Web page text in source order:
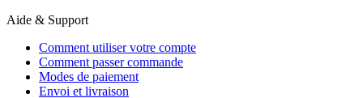
Aide & Support
Comment utiliser votre compte
Comment passer commande
Modes de paiement
Envoi et livraison